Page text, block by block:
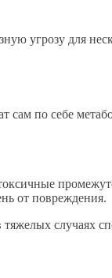
угрозу для
по себе
от повреждения.
случаях